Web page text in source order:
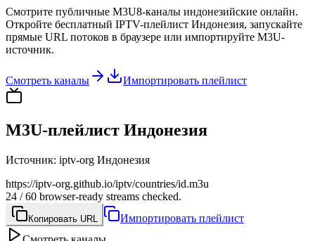
Смотрите публичные M3U8-каналы индонезийские онлайн.
Откройте бесплатный IPTV-плейлист Индонезия, запускайте
прямые URL потоков в браузере или импортируйте M3U-
источник.
Смотреть каналы Импортировать плейлист
M3U-плейлист Индонезия
Источник: iptv-org Индонезия
https://iptv-org.github.io/iptv/countries/id.m3u
24 / 60 browser-ready streams checked.
Копировать URL
Импортировать плейлист